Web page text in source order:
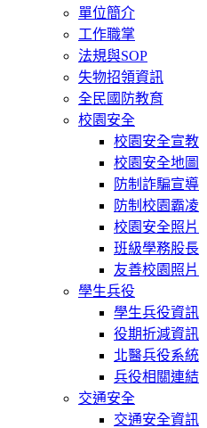
單位簡介
工作職掌
法規與SOP
失物招領資訊
全民國防教育
校園安全
校園安全宣教
校園安全地圖
防制詐騙宣導
防制校園霸凌
校園安全照片
班級學務股長
友善校園照片
學生兵役
學生兵役資訊
役期折減資訊
北醫兵役系統
兵役相關連結
交通安全
交通安全資訊